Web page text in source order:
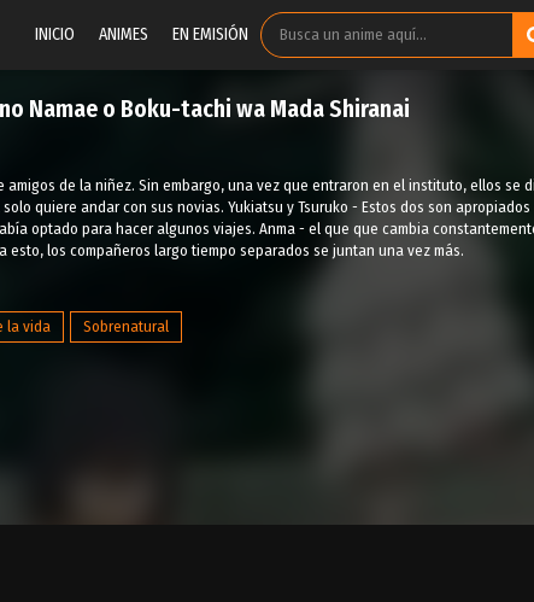
INICIO ANIMES EN EMISIÓN
Namae o Boku-tachi wa Mada Shiranai
amigos de la niñez. Sin embargo, una vez que entraron en el instituto, ellos se
quiere andar con sus novias. Yukiatsu y Tsuruko - Estos dos son
optado para hacer algunos viajes. Anma - el que que cambia
esto, los compañeros largo tiempo separados se juntan una vez más.
la vida Sobrenatural